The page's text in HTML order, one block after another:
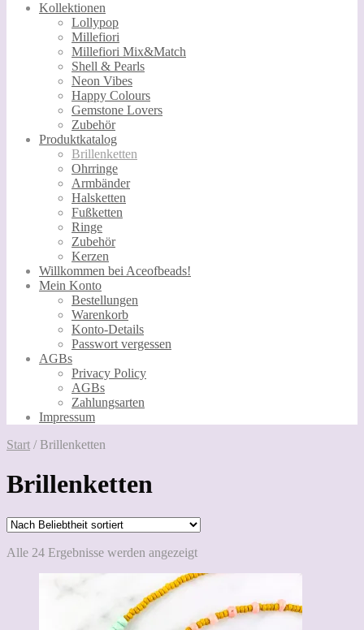
Kollektionen
Lollypop
Millefiori
Millefiori Mix&Match
Shell & Pearls
Neon Vibes
Happy Colours
Gemstone Lovers
Zubehör
Produktkatalog
Brillenketten
Ohrringe
Armbänder
Halsketten
Fußketten
Ringe
Zubehör
Kerzen
Willkommen bei Aceofbeads!
Mein Konto
Bestellungen
Warenkorb
Konto-Details
Passwort vergessen
AGBs
Privacy Policy
AGBs
Zahlungsarten
Impressum
Start / Brillenketten
Brillenketten
Alle 24 Ergebnisse werden angezeigtNach
sortiert